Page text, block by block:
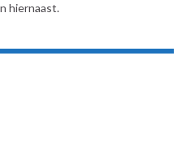
hiernaast.